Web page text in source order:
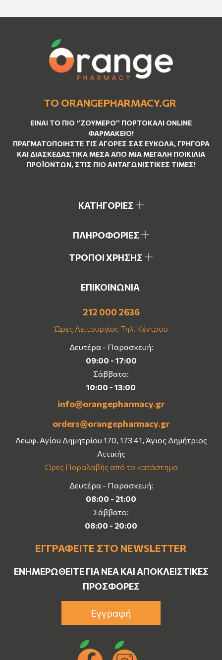
ΤΟ ORANGEPHARMACY.GR
ΕΊΝΑΙ ΤO ΠΙΟ ‘’ΖΟΥΜΕΡΌ’’ ΠΟΡΤΟΚΑΛΊ ΟNLINE
ΦΑΡΜΑΚΕΊΟ!
ΠΡΑΓΜΑΤΟΠΟΙΉΣΤΕ ΤΙΣ ΑΓΟΡΈΣ ΣΑΣ ΕΎΚΟΛΑ, ΓΡΉΓΟΡΑ
ΚΑΙ ΔΙΑΣΚΕΔΑΣΤΙΚΆ ΜΈΣΑ ΑΠΌ ΜΙΑ ΜΕΓΆΛΗ ΠΟΙΚΙΛΊΑ
ΠΡΟΪΌΝΤΩΝ, ΣΤΙΣ ΠΙΟ ΑΝΤΑΓΩΝΙΣΤΙΚΈΣ ΤΙΜΈΣ!
ΚΑΤΗΓΟΡΙΕΣ
ΠΛΗΡΟΦΟΡΙΕΣ
ΤΡΟΠΟΙ ΧΡΗΣΗΣ
ΕΠΙΚΟΙΝΩΝΙΑ
212 000 2636
Ώρες Λειτουργίας Τηλ. Κέντρου
Δευτέρα - Παρασκευή:
09:00 - 17:00
Σάββατο:
10:00 - 13:00
info@orangepharmacy.gr
orders@orangepharmacy.gr
Λεωφ. Αγίου Δημητρίου 170, 173 41, Άγιος Δημήτριος
Αττικής
Ώρες Παραλαβής από το κατάστημα
Δευτέρα - Παρασκευή:
08:00 - 21:00
Σάββατο:
08:00 - 20:00
ΕΓΓΡΑΦΕΊΤΕ ΣΤΟ NEWSLETTER
ΕΝΗΜΕΡΩΘΕΊΤΕ ΓΙΑ ΝΈΑ ΚΑΙ ΑΠΟΚΛΕΙΣΤΙΚΈΣ
ΠΡΟΣΦΟΡΈΣ
Εγγραφή